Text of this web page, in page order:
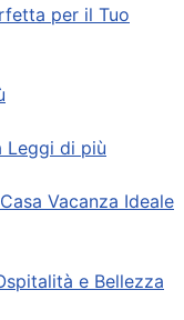
per il Tuo
Leggi di più
Vacanza Ideale
e Bellezza